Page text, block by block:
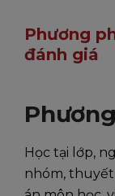
Phương
đánh giá
Học tại lớp,
nhóm,